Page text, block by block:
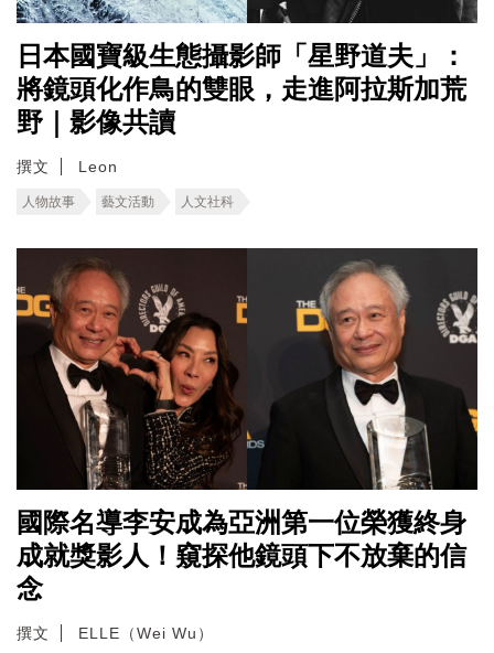
日本國寶級生態攝影師「星野道夫」：
將鏡頭化作鳥的雙眼，走進阿拉斯加荒
野｜影像共讀
撰文 Leon
人物故事 藝文活動 人文社科
國際名導李安成為亞洲第一位榮獲終身
成就獎影人！窺探他鏡頭下不放棄的信
念
撰文 ELLE（Wei Wu）